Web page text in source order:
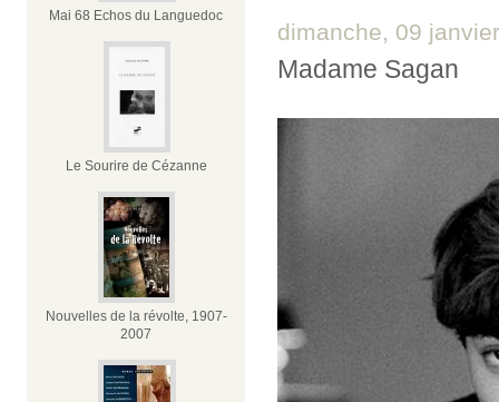
Mai 68 Echos du Languedoc
Le Sourire de Cézanne
Nouvelles de la révolte, 1907-
2007
dimanche, 09
Madame Sagan